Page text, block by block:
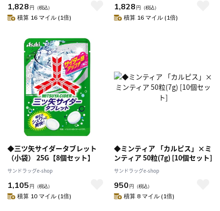
1,828 円 （税込）
積算 16 マイル (1倍)
1,828 円 （税込）
積算 16 マイル (1倍)
◆三ツ矢サイダータブレット
（小袋） 25G【8個セット】
サンドラッグe-shop
1,105 円 （税込）
積算 10 マイル (1倍)
◆ミンティア 「カルピス」×ミ
ンティア 50粒(7g) [10個セット]
サンドラッグe-shop
950 円 （税込）
積算 8 マイル (1倍)